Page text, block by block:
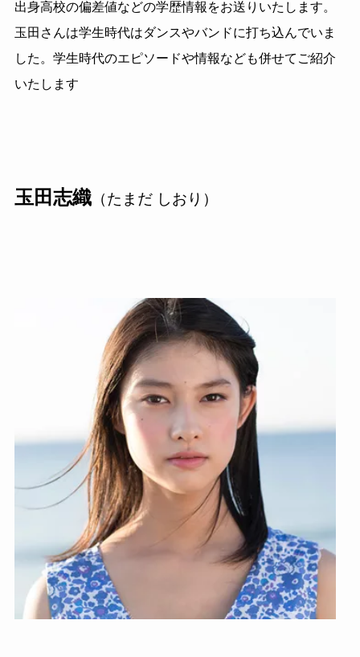
出身高校の偏差値などの学歴情報をお送りいたします。
玉田さんは学生時代はダンスやバンドに打ち込んでいま
した。学生時代のエピソードや情報なども併せてご紹介
いたします
玉田志織（たまだ しおり）